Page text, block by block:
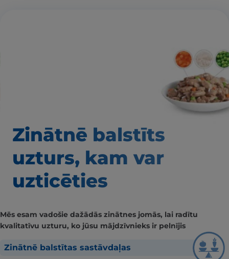
Zinātnē balstīts
uzturs, kam var
uzticēties
Mēs esam vadošie dažādās zinātnes jomās, lai radītu
kvalitatīvu uzturu, ko jūsu mājdzīvnieks ir pelnījis
Zinātnē balstītas sastāvdaļas